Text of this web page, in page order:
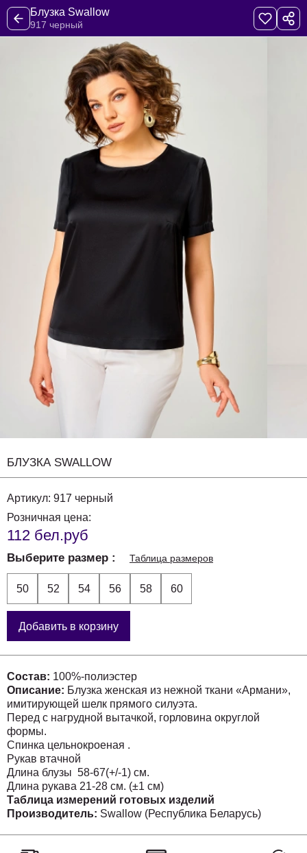
Блузка Swallow
917 черный
БЛУЗКА SWALLOW
Артикул: 917 черный
Розничная цена:
112 бел.руб
Выберите размер Таблица размеров
50 52 54 56 58 60
Добавить в корзину
Состав: 100%-полиэстер
Описание: Блузка женская из нежной ткани «Армани»,
имитирующей шелк прямого силуэта.
Перед с нагрудной вытачкой, горловина округлой
формы.
Спинка цельнокроеная .
Рукав втачной
Длина блузы 58-67(+/-1) см.
Длина рукава 21-28 см. (±1 см)
Таблица измерений готовых изделий
(предоставлена производителем):
Производитель: Swallow (Республика Беларусь)